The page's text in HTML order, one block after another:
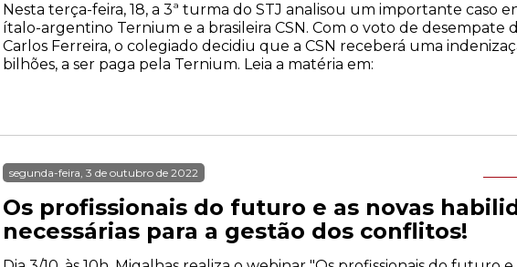
Nesta terça-feira, 18, a 3ª turma do STJ analisou um importante caso
ítalo-argentino Ternium e a brasileira CSN. Com o voto de desempate
Carlos Ferreira, o colegiado decidiu que a CSN receberá uma
bilhões, a ser paga pela Ternium. Leia a matéria em:
segunda-feira, 3 de outubro de 2022
Os profissionais do futuro e as novas
necessárias para a gestão dos conflitos!